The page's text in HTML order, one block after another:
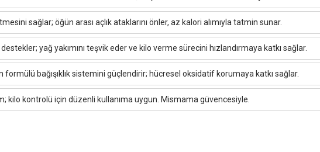
sağlar; öğün arası açlık ataklarını önler, az kalori alımıyla tatmin sunar.
yağ yakımını teşvik eder ve kilo verme sürecini hızlandırmaya katkı sağlar.
formülü bağışıklık sistemini güçlendirir; hücresel oksidatif korumaya katkı sağlar.
kilo kontrolü için düzenli kullanıma uygun. Mismama güvencesiyle.